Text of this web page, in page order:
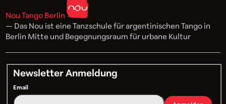
Nou Tango Berlin
— Das Nou ist eine Tanzschule für argentinischen Tango in
Berlin Mitte und Begegnungsraum für urbane Kultur
Newsletter Anmeldung
Email